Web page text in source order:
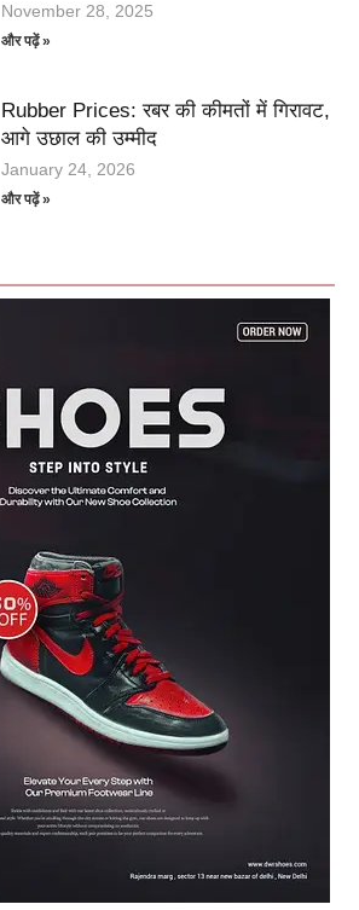
November 28, 2025
और पढ़ें »
Rubber Prices: रबर की कीमतों में गिरावट,
आगे उछाल की उम्मीद
January 24, 2026
और पढ़ें »